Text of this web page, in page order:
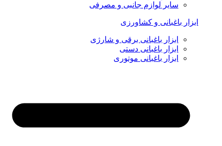
سایر لوازم جانبی و مصرفی
ابزار باغبانی و کشاورزی
ابزار باغبانی برقی و شارژی
ابزار باغبانی دستی
ابزار باغبانی موتوری